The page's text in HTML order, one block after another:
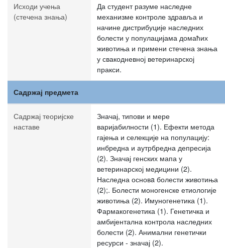
Исходи учења
(стечена знања)
Да студент разуме наследне
механизме контроле здравља и
начине дистрибуције наследних
болести у популацијама домаћих
животиња и примени стечена знања
у свакодневној ветеринарској
пракси.
Садржај предмета
Садржај теоријске
наставе
Значај, типови и мере
варијабилности (1). Ефекти метода
гајења и селекције на популацију:
инбредна и аутрбредна депресија
(2). Значај генских мапа у
ветеринарској медицини (2).
Наследна основa болести животиња
(2);. Болести моногенске етиологије
животиња (2). Имуногенетика (1).
Фармакогенетика (1). Генетичка и
амбијентална контрола наследних
болести (2). Анимални генетички
ресурси - значај (2).